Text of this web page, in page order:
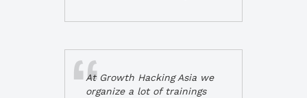
At Growth Hacking Asia we
organize a lot of trainings